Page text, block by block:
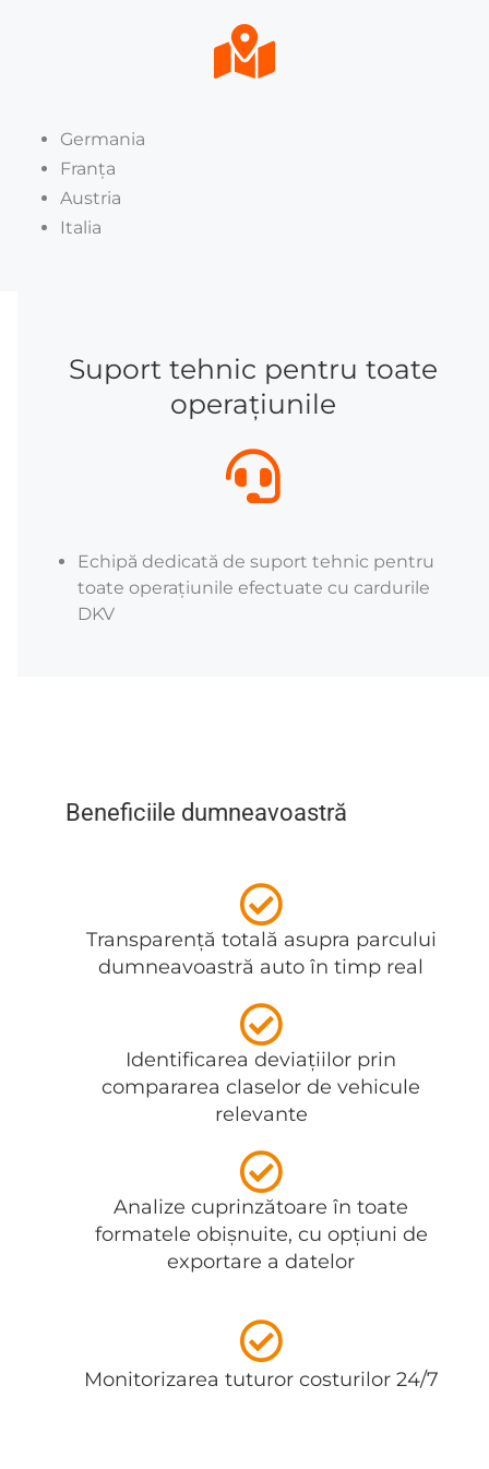
Germania
Franța
Austria
Italia
Suport tehnic pentru toate
operațiunile
Echipă dedicată de suport tehnic pentru
toate operațiunile efectuate cu cardurile
DKV
Beneficiile dumneavoastră
Transparență totală asupra parcului
dumneavoastră auto în timp real
Identificarea deviațiilor prin
compararea claselor de vehicule
relevante
Analize cuprinzătoare în toate
formatele obișnuite, cu opțiuni de
exportare a datelor
Monitorizarea tuturor costurilor 24/7